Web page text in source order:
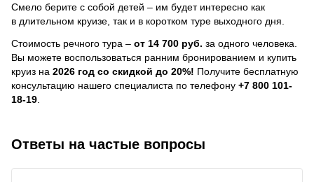
Смело берите с собой детей – им будет интересно как
в длительном круизе, так и в коротком туре выходного дня.
Стоимость речного тура – от 14 700 руб. за одного человека.
Вы можете воспользоваться ранним бронированием и купить
круиз на 2026 год со скидкой до 20%! Получите бесплатную
консультацию нашего специалиста по телефону +7 800 101-
18-19
Ответы на частые вопросы